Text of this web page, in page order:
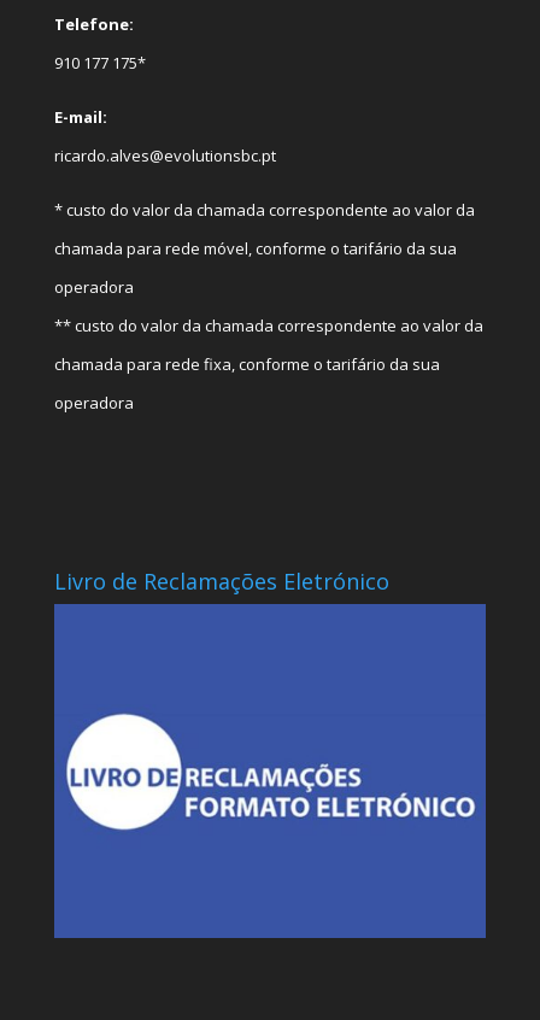
Telefone:
910 177 175*
E-mail:
ricardo.alves@evolutionsbc.pt
* custo do valor da chamada correspondente ao valor da
chamada para rede móvel, conforme o tarifário da sua
operadora
** custo do valor da chamada correspondente ao valor da
chamada para rede fixa, conforme o tarifário da sua
operadora
Livro de Reclamações Eletrónico